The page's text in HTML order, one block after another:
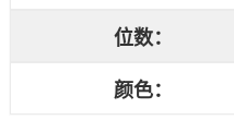
位数：
颜色：